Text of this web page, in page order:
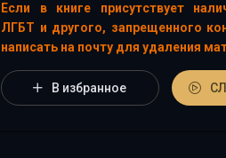
Если в книге присутствует
ЛГБТ и другого, запрещенного
написать на почту для удаления
В избранное